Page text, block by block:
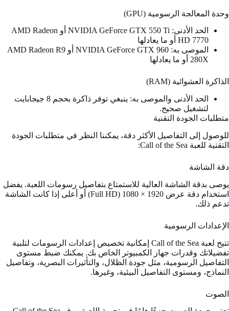
وحدة المعالجة الرسومية (GPU)
الحد الأدنى: NVIDIA GeForce GTX 550 Ti أو AMD Radeon
HD 7770 أو ما يعادلها
الموصى به: NVIDIA GeForce GTX 960 أو AMD Radeon R9
280X أو ما يعادلها
الذاكرة العشوائية (RAM)
الحد الأدنى والموصى به: ينبغي توفر ذاكرة بحجم 8 جيجابايت
لتشغيل صحيح.
متطلبات الجودة التقنية
للوصول إلى التفاصيل الأكثر دقة، يمكننا النظر في متطلبات الجودة
التقنية للعبة Call of the Sea:
دقة الشاشة
يوصى بدقة الشاشة العالية للاستمتاع بتفاصيل رسومات اللعبة. يفضل
استخدام دقة عرض 1920 × 1080 (Full HD) أو أعلى إذا كانت الشاشة
تدعم ذلك.
الإعدادات الرسومية
تتيح لعبة Call of the Sea إمكانية تخصيص إعدادات الرسومات لتلبية
تفضيلاتك وقدرات جهاز الكمبيوتر الخاص بك. يمكنك ضبط مستوى
التفاصيل الرسومية، مثل جودة الظلال، والتأثيرات البصرية، وتفاصيل
النماذج، ومستوى التفاصيل البيئية، وغيرها.
الصوت